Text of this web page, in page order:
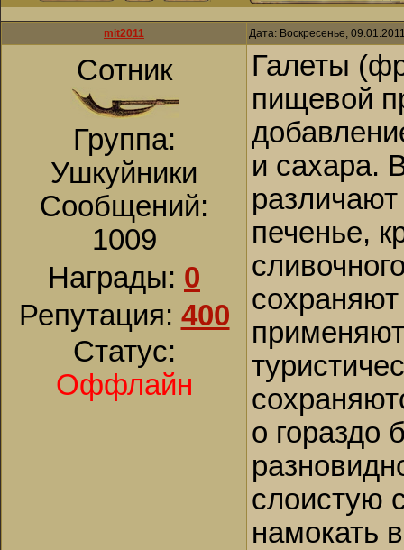
mit2011 Дата: Воскресенье,
Сотник
Группа:
Ушкуйники
Сообщений:
1009
Награды: 0
Репутация: 400
Статус:
Оффлайн
Галеты
пищевой
и сахара.
печенье,
о гораздо
слоистую
намокать